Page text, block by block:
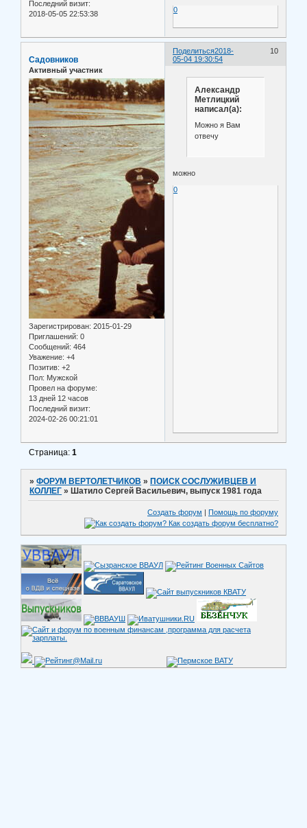
Последний визит:
2018-05-05 22:53:38
0
Поделиться 10
2018-
05-04 19:30:54
Садовников
Активный участник
Зарегистрирован: 2015-01-29
Приглашений: 0
Сообщений: 464
Уважение: +4
Позитив: +2
Пол: Мужской
Провел на форуме:
13 дней 12 часов
Последний визит:
2024-02-26 00:21:01
Александр
Метлицкий
написал(а):
Можно я Вам
отвечу
можно
0
Страница:1
»ФОРУМ ВЕРТОЛЕТЧИКОВ »ПОИСК СОСЛУЖИВЦЕВ И
КОЛЛЕГ »Шатило Сергей Васильевич, выпуск 1981 года
Создать форум | Помощь по форуму